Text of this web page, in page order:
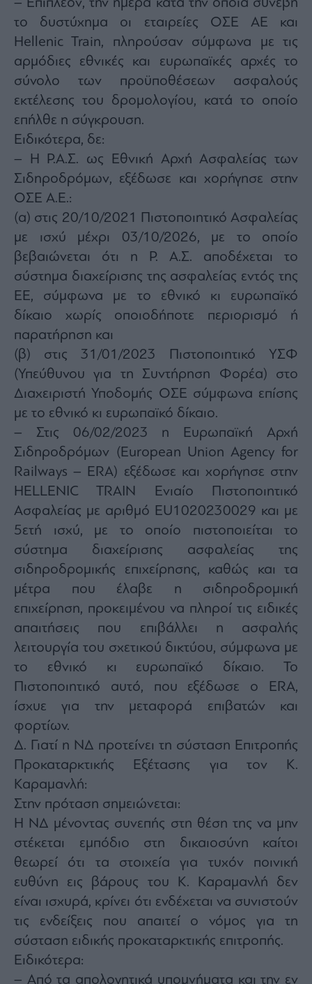
– Επιπλέον, την ημέρα κατά την οποία συνέβη
το δυστύχημα οι εταιρείες ΟΣΕ ΑΕ και
Hellenic Train, πληρούσαν σύμφωνα με τις
αρμόδιες εθνικές και ευρωπαϊκές αρχές το
σύνολο των προϋποθέσεων ασφαλούς
εκτέλεσης του δρομολογίου, κατά το οποίο
επήλθε η σύγκρουση.
Ειδικότερα, δε:
– Η Ρ.Α.Σ. ως Εθνική Αρχή Ασφαλείας των
Σιδηροδρόμων, εξέδωσε και χορήγησε στην
ΟΣΕ Α.Ε.:
(α) στις 20/10/2021 Πιστοποιητικό Ασφαλείας
με ισχύ μέχρι 03/10/2026, με το οποίο
βεβαιώνεται ότι η Ρ. Α.Σ. αποδέχεται το
σύστημα διαχείρισης της ασφαλείας εντός της
ΕΕ, σύμφωνα με το εθνικό κι ευρωπαϊκό
δίκαιο χωρίς οποιοδήποτε περιορισμό ή
παρατήρηση και
(β) στις 31/01/2023 Πιστοποιητικό ΥΣΦ
(Υπεύθυνου για τη Συντήρηση Φορέα) στο
Διαχειριστή Υποδομής ΟΣΕ σύμφωνα επίσης
με το εθνικό κι ευρωπαϊκό δίκαιο.
– Στις 06/02/2023 η Ευρωπαϊκή Αρχή
Σιδηροδρόμων (European Union Agency for
Railways – ERA) εξέδωσε και χορήγησε στην
HELLENIC TRAIN Ενιαίο Πιστοποιητικό
Ασφαλείας με αριθμό EU1020230029 και με
5ετή ισχύ, με το οποίο πιστοποιείται το
σύστημα διαχείρισης ασφαλείας της
σιδηροδρομικής επιχείρησης, καθώς και τα
μέτρα που έλαβε η σιδηροδρομική
επιχείρηση, προκειμένου να πληροί τις ειδικές
απαιτήσεις που επιβάλλει η ασφαλής
λειτουργία του σχετικού δικτύου, σύμφωνα με
το εθνικό κι ευρωπαϊκό δίκαιο. Το
Πιστοποιητικό αυτό, που εξέδωσε ο ERA,
ίσχυε για την μεταφορά επιβατών και
φορτίων.
Δ. Γιατί η ΝΔ προτείνει τη σύσταση Επιτροπής
Προκαταρκτικής Εξέτασης για τον Κ.
Καραμανλή:
Στην πρόταση σημειώνεται:
Η ΝΔ μένοντας συνεπής στη θέση της να μην
στέκεται εμπόδιο στη δικαιοσύνη καίτοι
θεωρεί ότι τα στοιχεία για τυχόν ποινική
ευθύνη εις βάρους του Κ. Καραμανλή δεν
είναι ισχυρά, κρίνει ότι ενδέχεται να συνιστούν
τις ενδείξεις που απαιτεί ο νόμος για τη
σύσταση ειδικής προκαταρκτικής επιτροπής.
Ειδικότερα:
– Από τα απολογητικά υπομνήματα και την εν